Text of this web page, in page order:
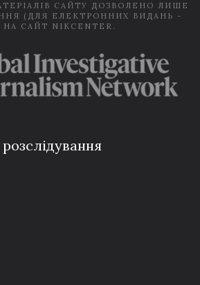
САЙТУ ДОЗВОЛЕНО ЛИШЕ
(ДЛЯ ЕЛЕКТРОННИХ ВИДАНЬ -
САЙТ NIKCENTER.